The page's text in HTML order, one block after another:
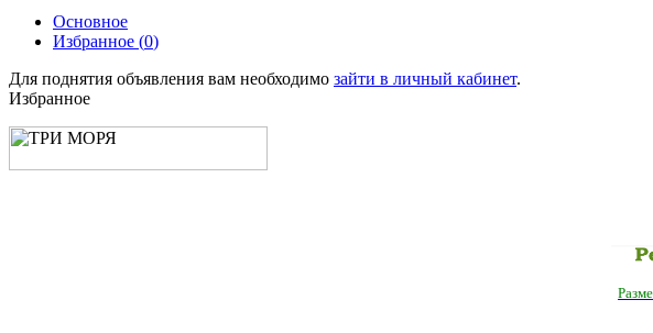
Основное
Избранное (0)
Для поднятия объявления вам необходимо зайти в личный кабинет.
Избранное